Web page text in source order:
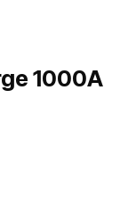
1000A